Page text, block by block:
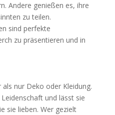
Andere genießen es, ihre
zu teilen.
sind perfekte
zu präsentieren und in
nur Deko oder Kleidung.
und lässt sie
sie lieben. Wer gezielt